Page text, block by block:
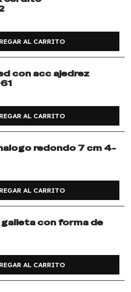
AL CARRITO
con acc ajedrez
AL CARRITO
redondo 7 cm 4-
AL CARRITO
con forma de
AL CARRITO